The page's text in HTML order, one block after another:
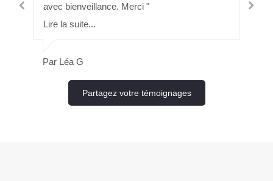
avec bienveillance. Merci "
Lire la suite...
Par Léa G
Partagez votre témoignages